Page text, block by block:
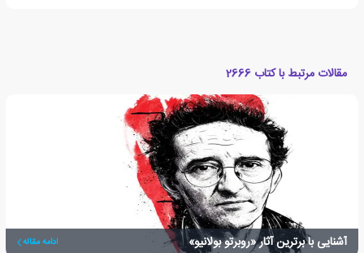
مقالات مرتبط با کتاب 2666
آشنایی با برترین آثار «روبرتو بولانیو» ادامه مقاله